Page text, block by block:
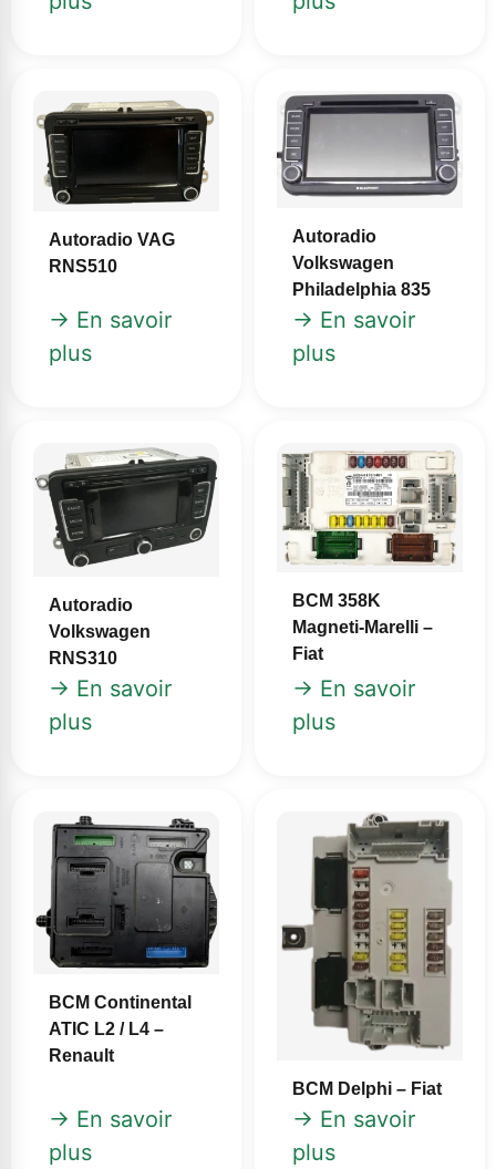
Autoradio VAG
RNS510
→ En savoir
plus
Autoradio
Volkswagen
Philadelphia 835
→ En savoir
plus
Autoradio
Volkswagen
RNS310
→ En savoir
plus
BCM 358K
Magneti-Marelli –
Fiat
→ En savoir
plus
BCM Continental
ATIC L2 / L4 –
Renault
→ En savoir
plus
BCM Delphi – Fiat
→ En savoir
plus